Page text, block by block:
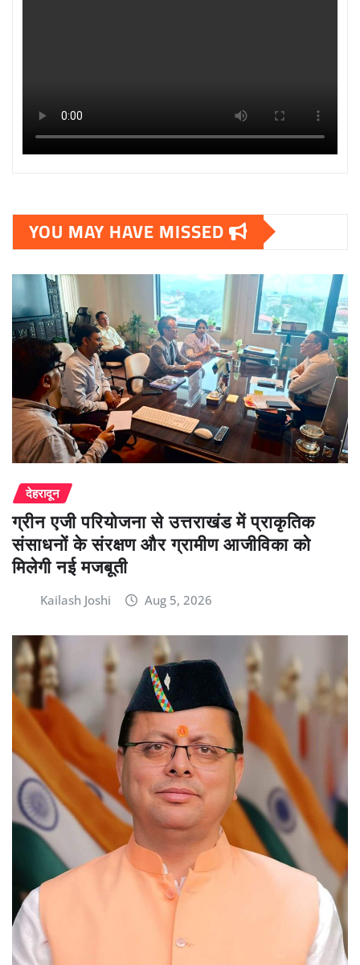
YOU MAY HAVE MISSED
देहरादून
ग्रीन एजी परियोजना से उत्तराखंड में प्राकृतिक
संसाधनों के संरक्षण और ग्रामीण आजीविका को
मिलेगी नई मजबूती
Kailash Joshi Aug 5, 2026